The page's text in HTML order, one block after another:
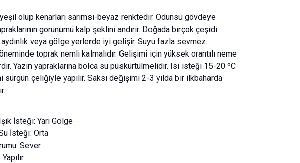
olup kenarları sarımsı-beyaz renktedir. Odunsu gövdeye
görünümü kalp şeklini andırır. Doğada birçok çeşidi
aydınlık veya gölge yerlerde iyi gelişir. Suyu fazla sevmez.
toprak nemli kalmalıdır. Gelişimi için yüksek orantılı neme
Yazın yapraklarına bolca su püskürtülmelidir. Isı isteği 15-20 ºC
sürgün çeliğiyle yapılır. Saksı değişimi 2-3 yılda bir ilkbaharda
İsteği: Yarı Gölge
İsteği: Orta
Sever